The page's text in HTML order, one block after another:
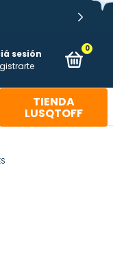
sesión
0
MANUALES
TIENDA
LUSQTOFF